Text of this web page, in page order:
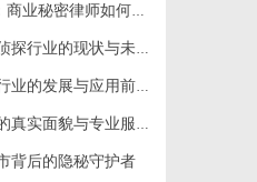
何守住车间里的“Know-how”
的现状与未来发展趋势
的发展与应用前景
实面貌与专业服务
背后的隐秘守护者